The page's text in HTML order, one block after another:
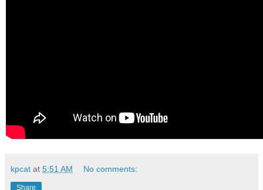
kpcat at 5:51 AM No comments:
Share